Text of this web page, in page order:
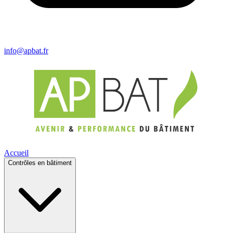
info@apbat.fr
Accueil
Contrôles en bâtiment